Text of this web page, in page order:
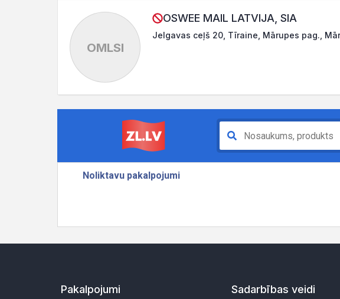
OMLSI
OSWEE MAIL LATVIJA, SIA
Jelgavas ceļš 20, Tīraine, Mārupes pag.,
Pakalpojumi Sadarbības veidi